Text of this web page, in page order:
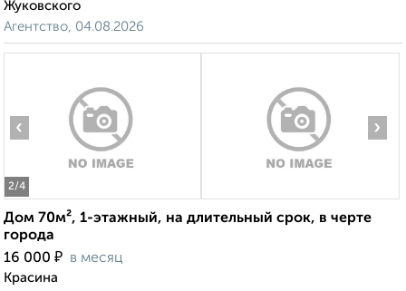
Жуковского
Агентство, 04.08.2026
2/4
‹ ›
Дом 70м², 1-этажный, на длительный срок, в черте
города
16 000 ₽ в месяц
Красина